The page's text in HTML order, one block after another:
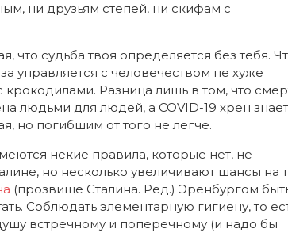
ни друзьям степей, ни скифам с
что судьба твоя определяется без тебя.
управляется с человечеством не хуже
Разница лишь в том, что
людьми для людей, а COVID-19 хрен
но погибшим от того не легче.
некие правила, которые нет, не
но несколько увеличивают шансы на
(прозвище Сталина. Ред.) Эренбургом
Соблюдать элементарную гигиену, то
встречному и поперечному (и надо бы